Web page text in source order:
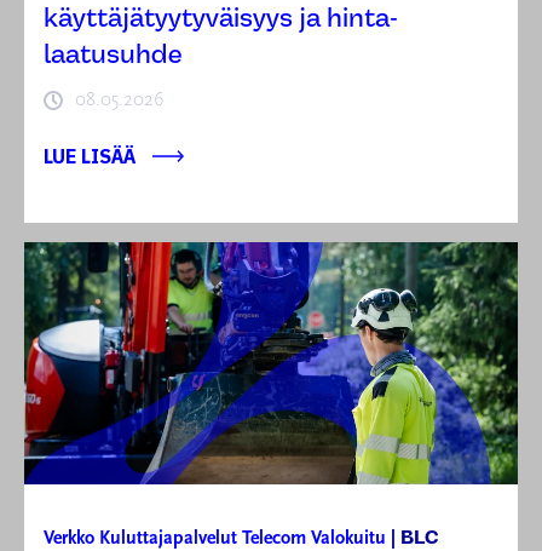
käyttäjätyytyväisyys ja hinta-
laatusuhde
08.05.2026
LUE LISÄÄ
Verkko Kuluttajapalvelut Telecom Valokuitu
BLC